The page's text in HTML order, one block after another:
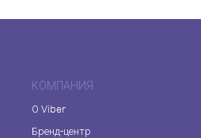
КОМПАНИЯ
О Viber
Бренд-центр